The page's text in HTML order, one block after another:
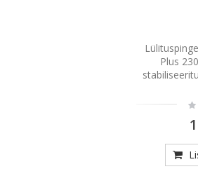
Plus